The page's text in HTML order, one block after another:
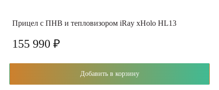
Прицел с ПНВ и тепловизором iRay xHolo HL13
155 990 ₽
Добавить в корзину